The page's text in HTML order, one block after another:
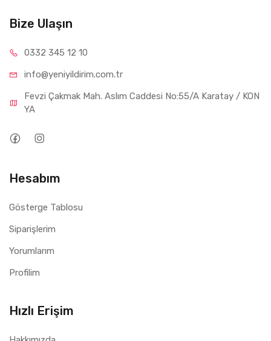
Bize Ulaşın
0332 345 12 10
info@yeniyildirim.com.tr
Fevzi Çakmak Mah. Aslım Caddesi No:55/A Karatay / KON
YA
Hesabım
Gösterge Tablosu
Siparişlerim
Yorumlarım
Profilim
Hızlı Erişim